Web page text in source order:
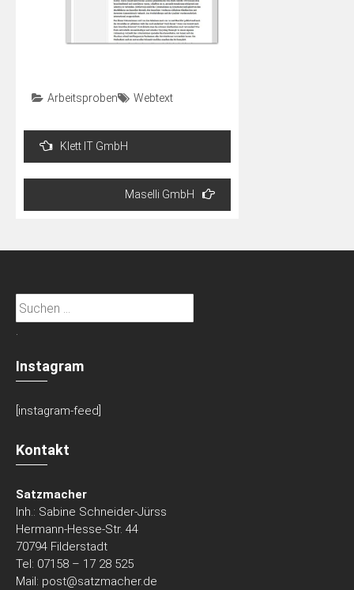
Arbeitsproben Webtext
Beitragsnavigation
Klett IT GmbH
Maselli GmbH
Suchen
nach:
.
Instagram
[instagram-feed]
Kontakt
Satzmacher
Inh.: Sabine Schneider-Jürss
Hermann-Hesse-Str. 44
70794 Filderstadt
Tel: 07158 – 17 28 525
Mail: post@satzmacher.de